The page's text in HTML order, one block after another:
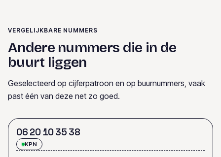
VERGELIJKBARE NUMMERS
Andere nummers die in de
buurt liggen
Geselecteerd op cijferpatroon en op buurnummers, vaak
past één van deze net zo goed.
06 201035 38
KPN